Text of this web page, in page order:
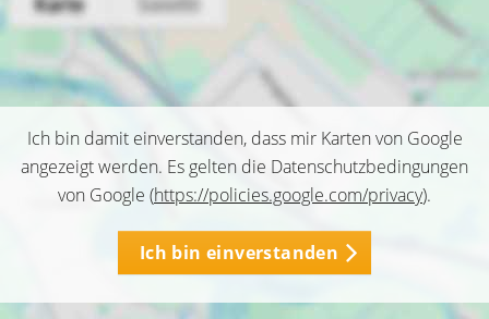
Ich bin damit einverstanden, dass mir Karten von Google
angezeigt werden. Es gelten die Datenschutzbedingungen
von Google (https://policies.google.com/privacy).
Ich bin einverstanden